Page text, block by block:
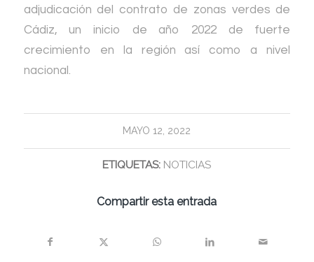
adjudicación del contrato de zonas verdes de
Cádiz, un inicio de año 2022 de fuerte
crecimiento en la región así como a nivel
nacional.
MAYO 12, 2022
ETIQUETAS: NOTICIAS
Compartir esta entrada